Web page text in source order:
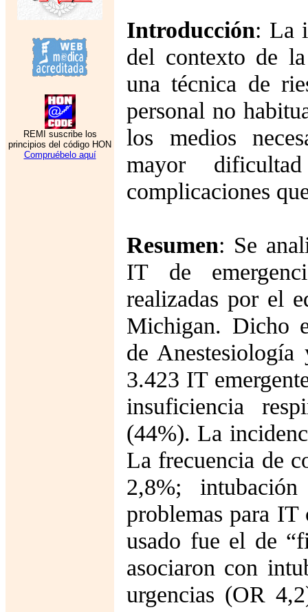
REMI suscribe los
principios del código HON
Compruébelo aquí
Introducción: La
del contexto de
una técnica de
personal no
los medios
mayor
complicaciones
Resumen: Se
IT de
realizadas por el
Michigan. Dicho
de
3.423 IT
insuficiencia
(44%). La
La frecuencia de
2,8%;
problemas para IT
usado fue el de
asociaron con
urgencias (OR